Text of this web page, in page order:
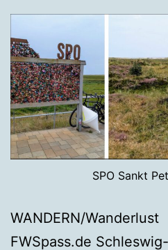
SPO Sankt
WANDERN/Wanderlust
FWSpass.de